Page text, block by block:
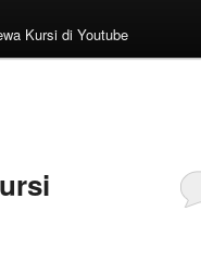
Kursi di Youtube